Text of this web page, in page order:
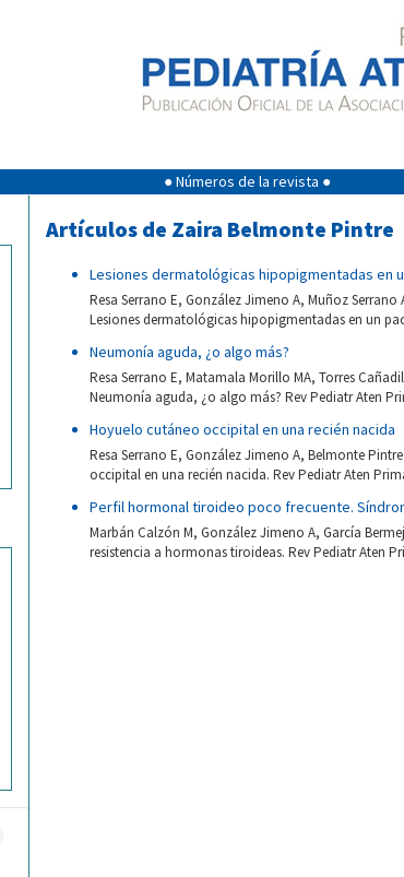
● Números de la revista ●
Artículos de Zaira Belmonte Pintre
Lesiones dermatológicas hipopigmentadas en
Resa Serrano E, González Jimeno A, Muñoz
Lesiones dermatológicas hipopigmentadas en un
Neumonía aguda, ¿o algo más?
Resa Serrano E, Matamala Morillo MA, Torres
Neumonía aguda, ¿o algo más? Rev Pediatr Aten
Hoyuelo cutáneo occipital en una recién nacida
Resa Serrano E, González Jimeno A, Belmonte
occipital en una recién nacida. Rev Pediatr Aten
Perfil hormonal tiroideo poco frecuente.
Marbán Calzón M, González Jimeno A, García
resistencia a hormonas tiroideas. Rev Pediatr Aten